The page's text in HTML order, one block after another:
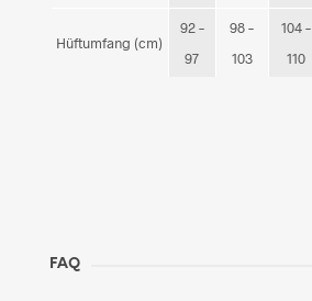
Hüftumfang (cm)
92 –
97
98 –
103
104 –
110
FAQ